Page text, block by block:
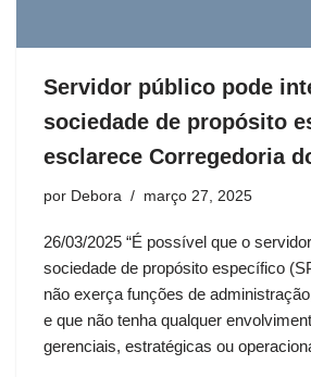
Servidor público pode
sociedade de propósito
esclarece Corregedoria
por Debora março 27, 2025
26/03/2025 “É possível que o
sociedade de propósito específico
não exerça funções de
e que não tenha qualquer
gerenciais, estratégicas ou